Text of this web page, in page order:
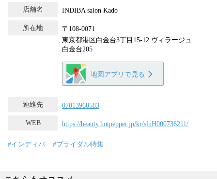
店舗名 INDIBA salon Kado
所在地
〒108-0071
東京都港区白金台3丁目15-12 ヴィラージュ
白金台205
地図アプリで見る
連絡先 07013968583
WEB https://beauty.hotpepper.jp/kr/slnH000736211/
#インディバ #ブライダル特集